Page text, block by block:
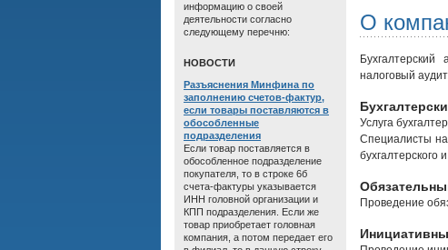
О
налоговый
Услуга
Специалисты
бухгалтерского
Проведение
информацию о своей
деятельности согласно
следующему перечню:
HОВОСТИ
Разъяснения Минфина по
заполнению счетов-фактур,
если товары поставляются в
обособленные
подразделения
Если товар поставляется в
обособленное подразделение
покупателя, то в строке 6б
счета-фактуры указывается
ИНН головной организации и
КПП подразделения. Если же
товар приобретает головная
компания, а потом передает его